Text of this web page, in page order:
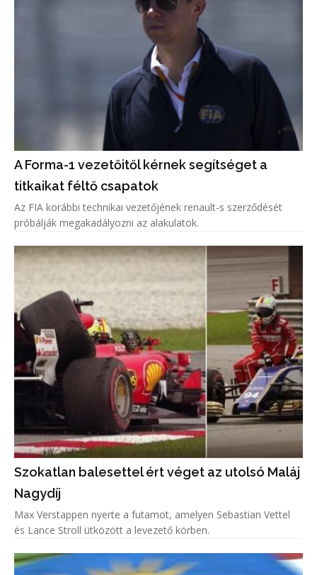
A Forma-1 vezetőitől kérnek segítséget a
titkaikat féltő csapatok
Az FIA korábbi technikai vezetőjének renault-s szerződését
próbálják megakadályozni az alakulatok.
Szokatlan balesettel ért véget az utolsó Maláj
Nagydíj
Max Verstappen nyerte a futamot, amelyen Sebastian Vettel
és Lance Stroll ütközött a levezető körben.